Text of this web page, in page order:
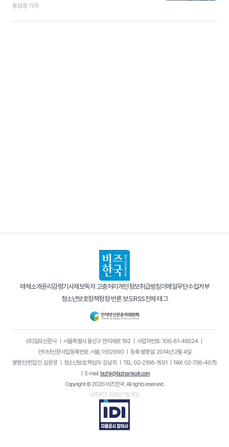
봉성창 기자
매체소개윤리강령기사제보독자 고충처리 개인정보취급방침이메일무단수집거부
청소년보호정책정정·반론 보도RSS전체 태그
(주)일요신문사｜ 서울특별시 용산구 만리재로 192｜ 사업자번호: 106-81-48524｜
인터넷신문사업등록번호: 서울, 아02990
등록·발행일: 2014년 2월 4일
발행인/편집인: 김원양｜ 청소년보호책임자: 김남희 TEL: 02-2198-1591
FAX: 02-738-4675
E-mail: bizhk@bizhankook.com
Copyright © 2026 비즈한국. All rights reserved.
UPDATE 2026년 7월 16일